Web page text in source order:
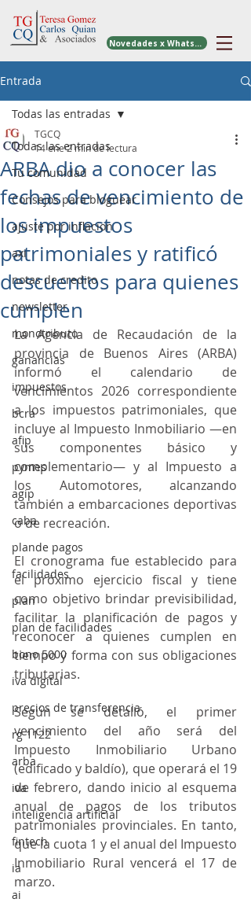
Novedades x WhatsApp
Entrada
Todas las entradas
Tu comunidad
Consejos para bloguear
ajuste por inflacion
axi
notas de credito
newsletter
monotributo
ganancias
impuestos
bcra
afip
pymes
agip
caba
plande pagos
facilidades
plan
plan de facilidades
bono 5000
iva digital
precios de transferencia
rg 1122
arba
iva
inteligencia artificial
fintech
ia
ai
Todas las entradas
ARBA dio a conocer las
fechas de vencimiento de
los impuestos
patrimoniales y ratificó
descuentos para quienes
cumplen
TGCQ
14 ene2 min de lectura
La Agencia de Recaudación de la
provincia de Buenos Aires (ARBA)
informó el calendario de
vencimientos 2026 correspondiente
a los impuestos patrimoniales, que
incluye al Impuesto Inmobiliario —en
sus componentes básico y
complementario— y al Impuesto a
los Automotores, alcanzando
también a embarcaciones deportivas
o de recreación.
El cronograma fue establecido para
el próximo ejercicio fiscal y tiene
como objetivo brindar previsibilidad,
facilitar la planificación de pagos y
reconocer a quienes cumplen en
tiempo y forma con sus obligaciones
tributarias.
Según se detalló, el primer
vencimiento del año será del
Impuesto Inmobiliario Urbano
(edificado y baldío), que operará el 19
de febrero, dando inicio al esquema
anual de pagos de los tributos
patrimoniales provinciales. En tanto,
que la cuota 1 y el anual del Impuesto
Inmobiliario Rural vencerá el 17 de
marzo.